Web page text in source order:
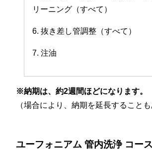
リーニング（すべて）
6. 抜き差し管調整（すべて）
7. 注油
※納期は、約2週間ほどになります。
（場合により、納期を延長することも
ユーフォニアム 管内洗浄 コー